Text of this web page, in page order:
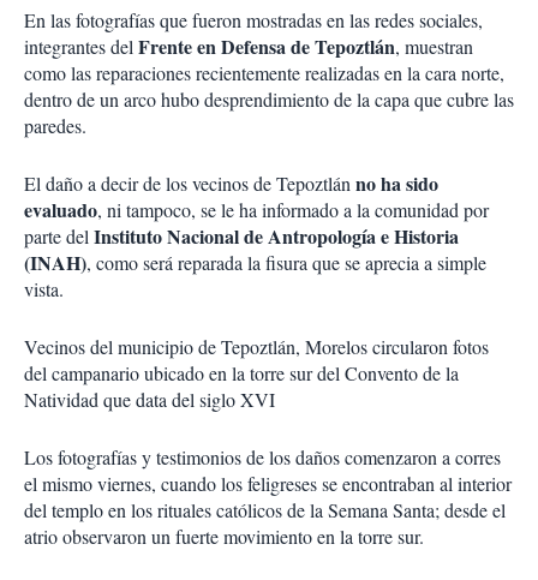
En las fotografías que fueron mostradas en las redes sociales,
integrantes del Frente en Defensa de Tepoztlán, muestran
como las reparaciones recientemente realizadas en la cara norte,
dentro de un arco hubo desprendimiento de la capa que cubre las
paredes.
El daño a decir de los vecinos de Tepoztlán no ha sido
evaluado, ni tampoco, se le ha informado a la comunidad por
parte del Instituto Nacional de Antropología e Historia
(INAH), como será reparada la fisura que se aprecia a simple
vista.
Vecinos del municipio de Tepoztlán, Morelos circularon fotos
del campanario ubicado en la torre sur del Convento de la
Natividad que data del siglo XVI
Los fotografías y testimonios de los daños comenzaron a corres
el mismo viernes, cuando los feligreses se encontraban al interior
del templo en los rituales católicos de la Semana Santa; desde el
atrio observaron un fuerte movimiento en la torre sur.